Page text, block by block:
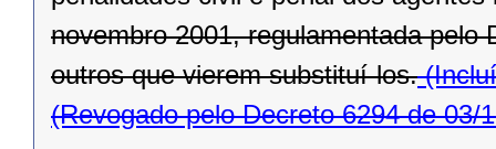
novembro 2001, regulamentada pelo
outros que vierem substituí-los.
(Revogado pelo Decreto 6294 de 03/